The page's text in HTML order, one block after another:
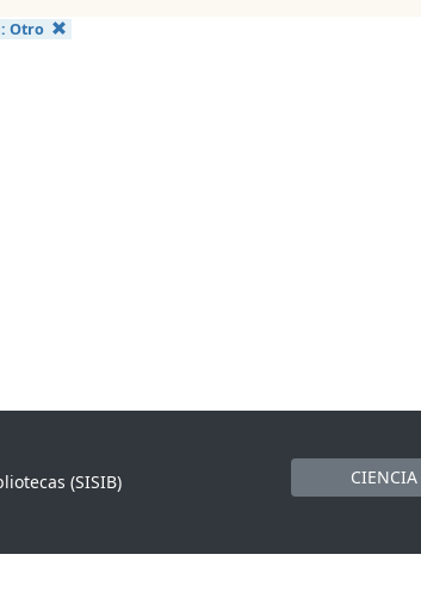
Otro
(SISIB)